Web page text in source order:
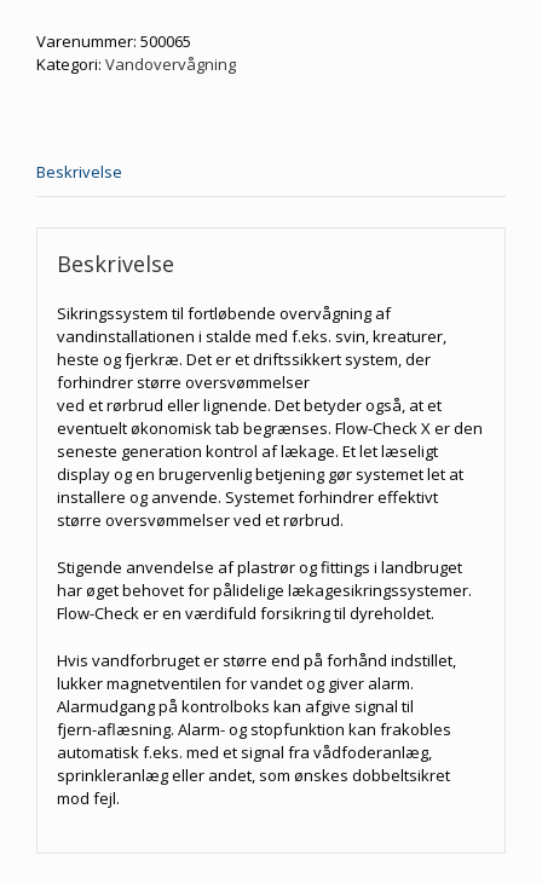
Varenummer: 500065
Kategori: Vandovervågning
Beskrivelse
Beskrivelse
Sikringssystem til fortløbende overvågning af
vandinstallationen i stalde med f.eks. svin, kreaturer,
heste og fjerkræ. Det er et driftssikkert system, der
forhindrer større oversvømmelser
ved et rørbrud eller lignende. Det betyder også, at et
eventuelt økonomisk tab begrænses. Flow-Check X er den
seneste generation kontrol af lækage. Et let læseligt
display og en brugervenlig betjening gør systemet let at
installere og anvende. Systemet forhindrer effektivt
større oversvømmelser ved et rørbrud.
Stigende anvendelse af plastrør og fittings i landbruget
har øget behovet for pålidelige lækagesikringssystemer.
Flow-Check er en værdifuld forsikring til dyreholdet.
Hvis vandforbruget er større end på forhånd indstillet,
lukker magnetventilen for vandet og giver alarm.
Alarmudgang på kontrolboks kan afgive signal til
fjern-aflæsning. Alarm- og stopfunktion kan frakobles
automatisk f.eks. med et signal fra vådfoderanlæg,
sprinkleranlæg eller andet, som ønskes dobbeltsikret
mod fejl.